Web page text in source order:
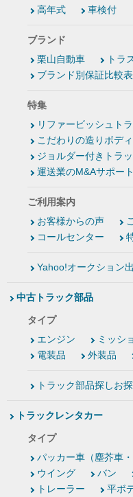
高年式
車検付
ブランド
栗山自動車
トラ
ブランド別保証比較表
特集
リファービッシュト
こだわりの造りボディ
ジョルダー付きトラ
運送業のM&Aサポート
ご利用案内
お客様からの声
コールセンター
Yahoo!オークション
中古トラック部品
タイプ
エンジン
ミッシ
電装品
外装品
トラック部品探しお
トラックレンタカー
タイプ
パッカー車（塵芥車・
ウイング
バン
トレーラー
平ボ